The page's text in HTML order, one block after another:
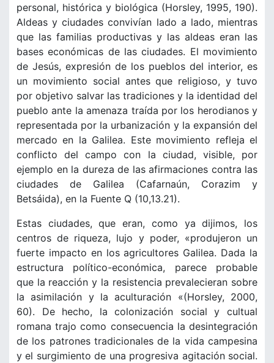
personal, histórica y biológica (Horsley, 1995, 190).
Aldeas y ciudades convivían lado a lado, mientras
que las familias productivas y las aldeas eran las
bases económicas de las ciudades. El movimiento
de Jesús, expresión de los pueblos del interior, es
un movimiento social antes que religioso, y tuvo
por objetivo salvar las tradiciones y la identidad del
pueblo ante la amenaza traída por los herodianos y
representada por la urbanización y la expansión del
mercado en la Galilea. Este movimiento refleja el
conflicto del campo con la ciudad, visible, por
ejemplo en la dureza de las afirmaciones contra las
ciudades de Galilea (Cafarnaún, Corazim y
Betsáida), en la Fuente Q (10,13.21).
Estas ciudades, que eran, como ya dijimos, los
centros de riqueza, lujo y poder, «produjeron un
fuerte impacto en los agricultores Galilea. Dada la
estructura político-económica, parece probable
que la reacción y la resistencia prevalecieran sobre
la asimilación y la aculturación «(Horsley, 2000,
60). De hecho, la colonización social y cultual
romana trajo como consecuencia la desintegración
de los patrones tradicionales de la vida campesina
y el surgimiento de una progresiva agitación social.